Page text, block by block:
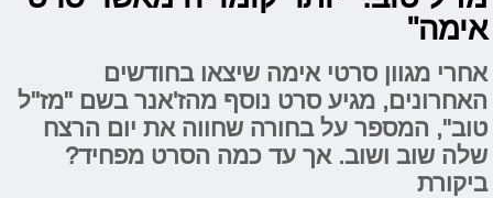
אימה"
אחרי מגוון סרטי אימה שיצאו בחודשים
האחרונים, מגיע סרט נוסף מהז'אנר בשם "מז"ל
טוב", המספר על בחורה שחווה את יום הרצח
שלה שוב ושוב. אך עד כמה הסרט מפחיד?
ביקורת